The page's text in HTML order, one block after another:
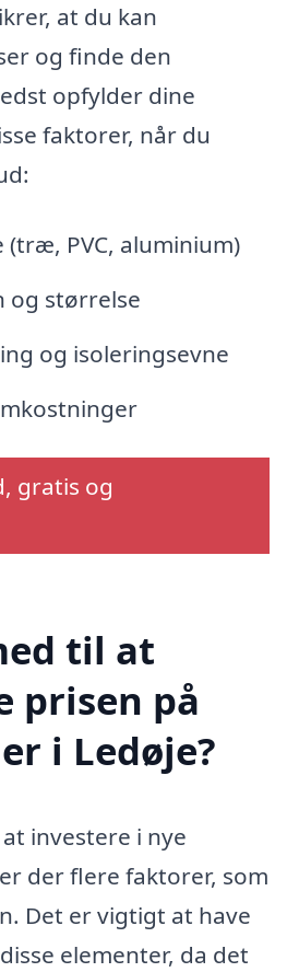
at du kan
og finde den
opfylder dine
faktorer, når du
PVC, aluminium)
og størrelse
og isoleringsevne
gratis og
til at
prisen på
i Ledøje?
investere i nye
der flere faktorer, som
Det er vigtigt at have
elementer, da det